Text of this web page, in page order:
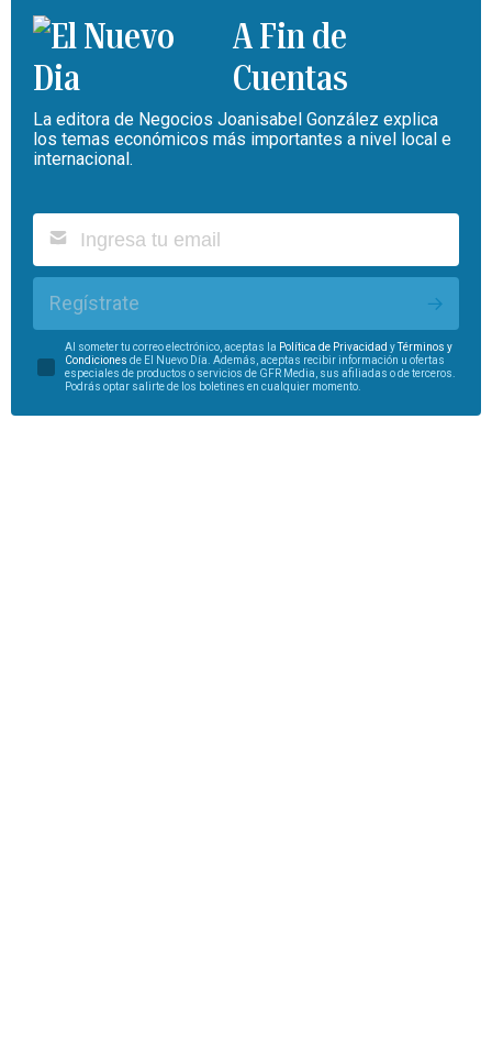
A Fin de
Cuentas
La editora de Negocios Joanisabel González explica
los temas económicos más importantes a nivel local e
internacional.
Regístrate
Al someter tu correo electrónico, aceptas la Política de Privacidad y
Términos y
Condiciones de El Nuevo Día. Además, aceptas recibir información u ofertas
especiales de productos o servicios de GFR Media, sus afiliadas o de terceros.
Podrás optar salirte de los boletines en cualquier momento.